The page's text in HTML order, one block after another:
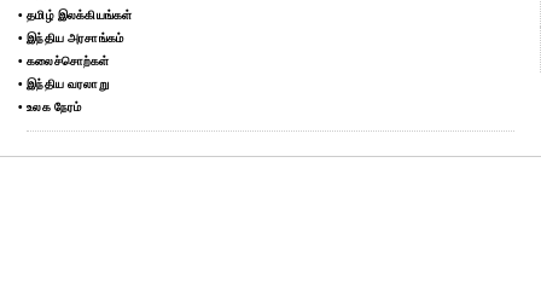
• தமிழ் இலக்கியங்கள்
• இந்திய அரசாங்கம்
• கலைச்சொற்கள்
• இந்திய வரலாறு
• உலக நேரம்